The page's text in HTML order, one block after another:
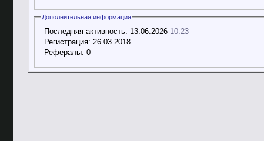
Дополнительная информация
Последняя активность: 13.06.2026 10:23
Регистрация: 26.03.2018
Рефералы: 0